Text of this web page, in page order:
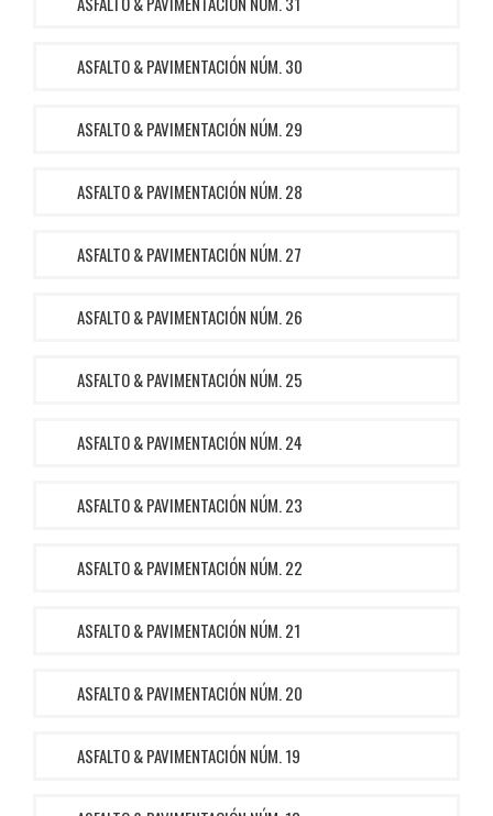
ASFALTO & PAVIMENTACIÓN NÚM. 30
ASFALTO & PAVIMENTACIÓN NÚM. 29
ASFALTO & PAVIMENTACIÓN NÚM. 28
ASFALTO & PAVIMENTACIÓN NÚM. 27
ASFALTO & PAVIMENTACIÓN NÚM. 26
ASFALTO & PAVIMENTACIÓN NÚM. 25
ASFALTO & PAVIMENTACIÓN NÚM. 24
ASFALTO & PAVIMENTACIÓN NÚM. 23
ASFALTO & PAVIMENTACIÓN NÚM. 22
ASFALTO & PAVIMENTACIÓN NÚM. 21
ASFALTO & PAVIMENTACIÓN NÚM. 20
ASFALTO & PAVIMENTACIÓN NÚM. 19